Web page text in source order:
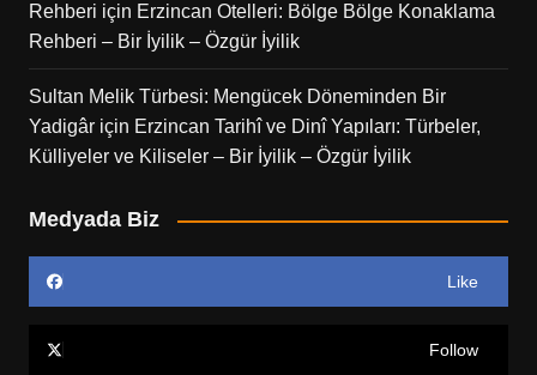
Rehberi için Erzincan Otelleri: Bölge Bölge Konaklama
Rehberi – Bir İyilik – Özgür İyilik
Sultan Melik Türbesi: Mengücek Döneminden Bir
Yadigâriçin Erzincan Tarihî ve Dinî Yapıları: Türbeler,
Külliyeler ve Kiliseler – Bir İyilik – Özgür İyilik
Medyada Biz
Like
Follow